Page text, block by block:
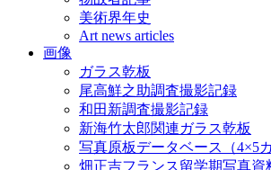
美術界年史
Art news articles
画像
ガラス乾板
尾高鮮之助調査撮影記録
和田新調査撮影記録
新海竹太郎関連ガラス乾板
写真原板データベース（4×5カ
畑正吉フランス留学期写真資